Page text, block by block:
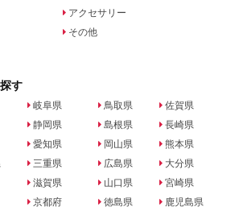
アクセサリー
その他
す
岐阜県
静岡県
愛知県
三重県
滋賀県
京都府
鳥取県
島根県
岡山県
広島県
山口県
徳島県
佐賀県
長崎県
熊本県
大分県
宮崎県
鹿児島県